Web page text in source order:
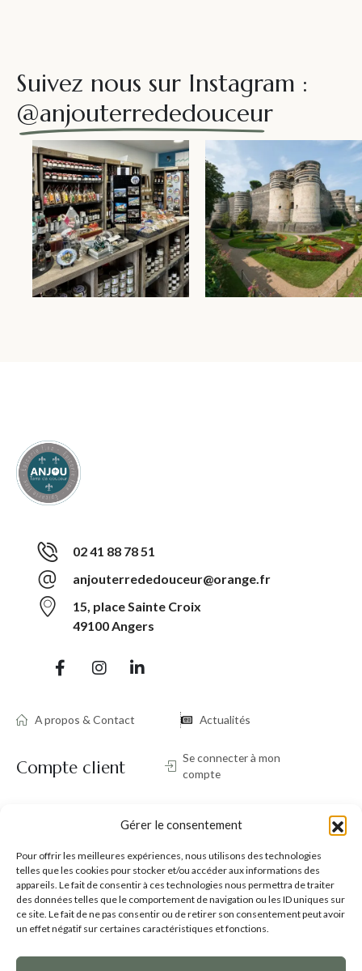
Gérer le consentement
Pour offrir les meilleures expériences, nous utilisons des technologies
telles que les cookies pour stocker et/ou accéder aux informations des
appareils. Le fait de consentir à ces technologies nous permettra de traiter
des données telles que le comportement de navigation ou les ID uniques sur
ce site. Le fait de ne pas consentir ou de retirer son consentement peut avoir
un effet négatif sur certaines caractéristiques et fonctions.
Suivez nous sur Instagram :
@anjouterrededouceur
02 41 88 78 51
anjouterrededouceur@orange.fr
15, place Sainte Croix
49100 Angers
A propos & Contact Actualités
Compte client
Se connecter à mon
compte
Politique de cookies (UE)
Conditions générales de vente
Politique en matière de remboursements et de retours